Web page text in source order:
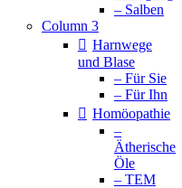
– Salben
Column 3
Harnwege
und Blase
– Für Sie
– Für Ihn
Homöopathie
–
Ätherische
Öle
– TEM